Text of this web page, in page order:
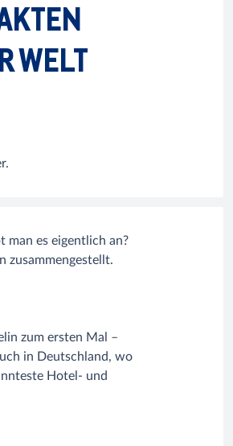
WELT
man es eigentlich an?
zusammengestellt.
zum ersten Mal –
in Deutschland, wo
Hotel- und